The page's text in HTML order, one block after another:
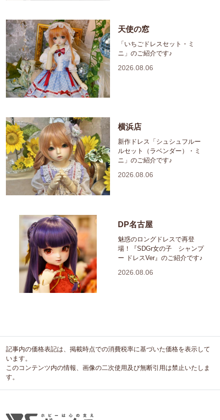
天使の窓
「いちごドレスセット・ミ
ニ」のご紹介です♪
2026.08.06
横浜店
新作ドレス「シュシュフルー
ルセット（ラベンダー）・ミ
ニ」のご紹介です♪
2026.08.06
DP名古屋
魅惑のロングドレスで再登
場！『SDGr女の子 シャンプ
ー ドレスVer』のご紹介です♪
2026.08.06
記事内の価格表記は、掲載時点での消費税率に基づいた価格を表示して
います。
このコンテンツ内の情報、画像の二次使用及び無断引用は禁止いたしま
す。